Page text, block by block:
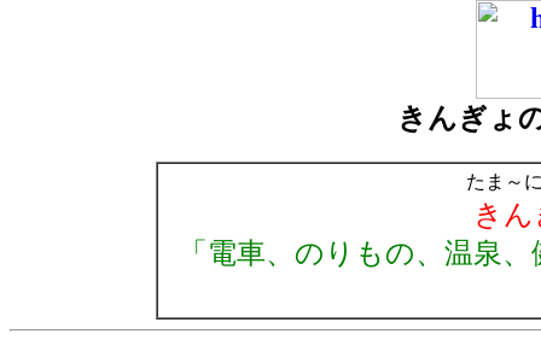
きんぎょ
たま～
き
「電車、のりもの、温泉